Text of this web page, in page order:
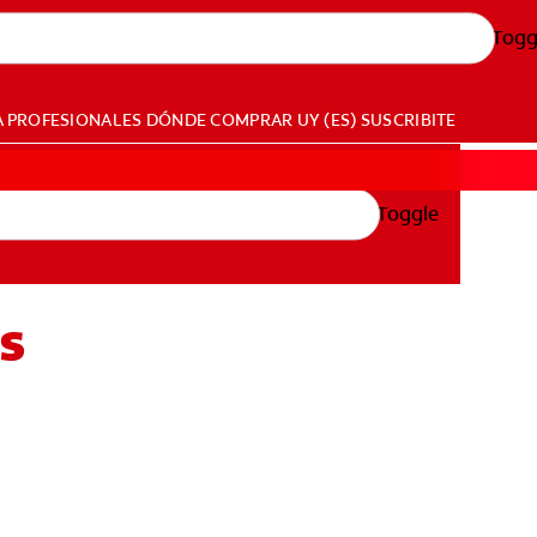
PROFESIONALES DÓNDE COMPRAR UY (ES) SUSCRIBITE
Toggle